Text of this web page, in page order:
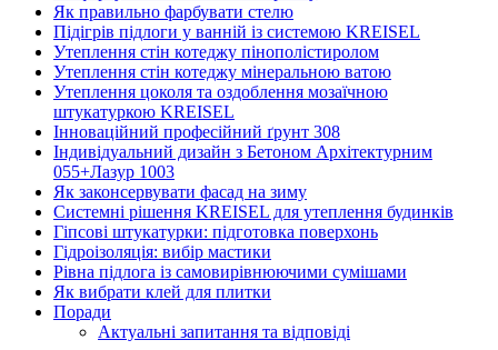
Як правильно фарбувати стелю
Підігрів підлоги у ванній із системою KREISEL
Утеплення стін котеджу пінополістиролом
Утеплення стін котеджу мінеральною ватою
Утеплення цоколя та оздоблення мозаїчною
штукатуркою KREISEL
Інноваційний професійний ґрунт 308
Індивідуальний дизайн з Бетоном Архітектурним
055+Лазур 1003
Як законсервувати фасад на зиму
Системні рішення KREISEL для утеплення будинків
Гіпсові штукатурки: підготовка поверхонь
Гідроізоляція: вибір мастики
Рівна підлога із самовирівнюючими сумішами
Як вибрати клей для плитки
Поради
Актуальні запитання та відповіді